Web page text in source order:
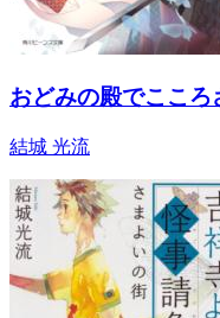
おどみの殿でこころ
結城 光流